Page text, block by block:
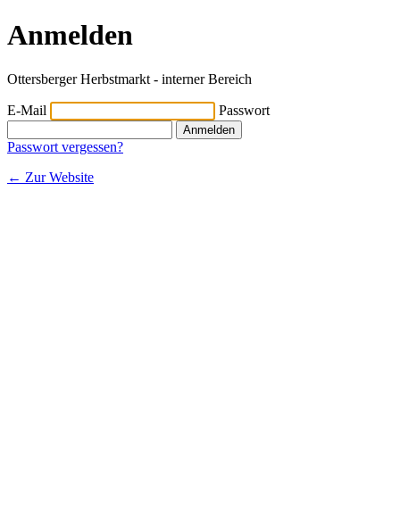
Anmelden
Ottersberger Herbstmarkt - interner Bereich
E-Mail Passwort
Anmelden
Passwort vergessen?
← Zur Website